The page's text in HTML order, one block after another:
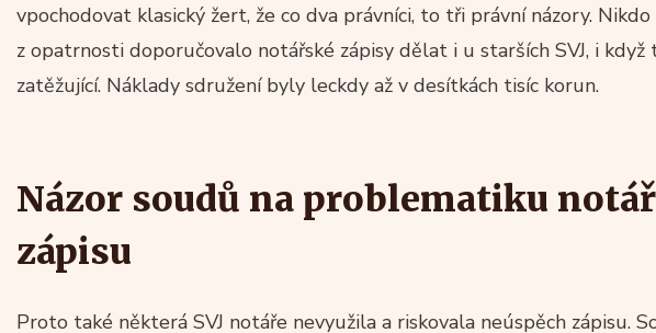
vpochodovat klasický žert, že co dva právníci, to tři právní názory.
z opatrnosti doporučovalo notářské zápisy dělat i u starších SVJ, i
zatěžující. Náklady sdružení byly leckdy až v desítkách tisíc korun.
Názor soudů na problematiku
zápisu
Proto také některá SVJ notáře nevyužila a riskovala neúspěch zápisu.